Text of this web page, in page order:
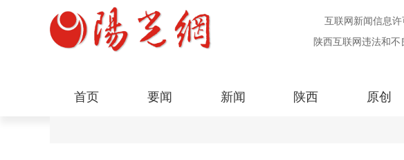
互联网新闻信息
陕西互联网违法和
首页 要闻 新闻 陕西 原创